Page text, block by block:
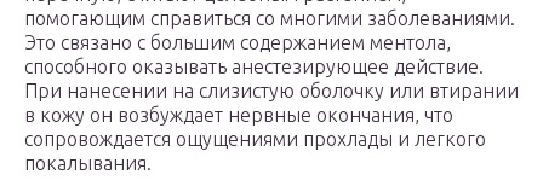
помогающим справиться со многими заболеваниями.
Это связано с большим содержанием ментола,
способного оказывать анестезирующее действие.
При нанесении на слизистую оболочку или втирании
в кожу он возбуждает нервные окончания, что
сопровождается ощущениями прохлады и легкого
покалывания.